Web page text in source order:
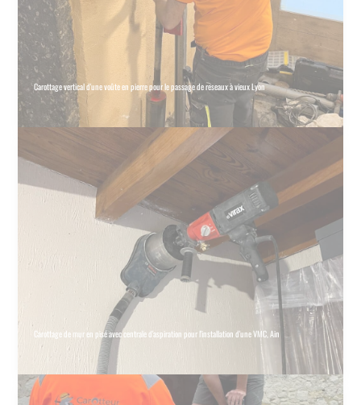
Carottage vertical d'une voûte en pierre pour le passage de reseaux à vieux Lyon
Carottage de mur en pisé avec centrale d'aspiration pour l'installation d'une VMC, Ain